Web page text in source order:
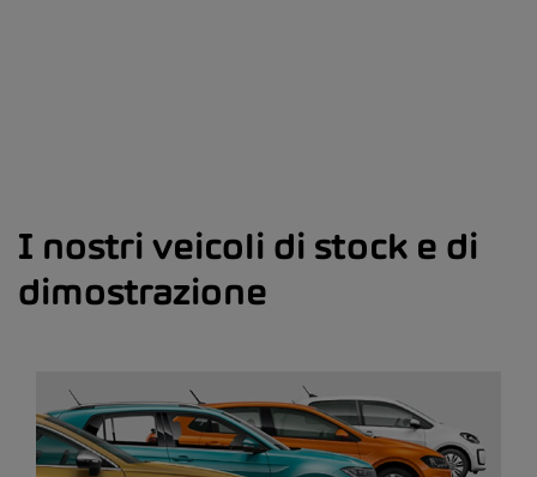
I nostri veicoli di stock e di
dimostrazione